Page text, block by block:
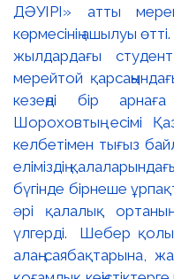
ДӘУІРІ» атты
көрмесінің ашылуы
жылдардағы
мерейтой
кезеңді бір
Шороховтың есімі
келбетімен тығыз
еліміздің
бүгінде бірнеше
әрі қалалық
үлгерді. Шебер
алаң-саябақтарына,